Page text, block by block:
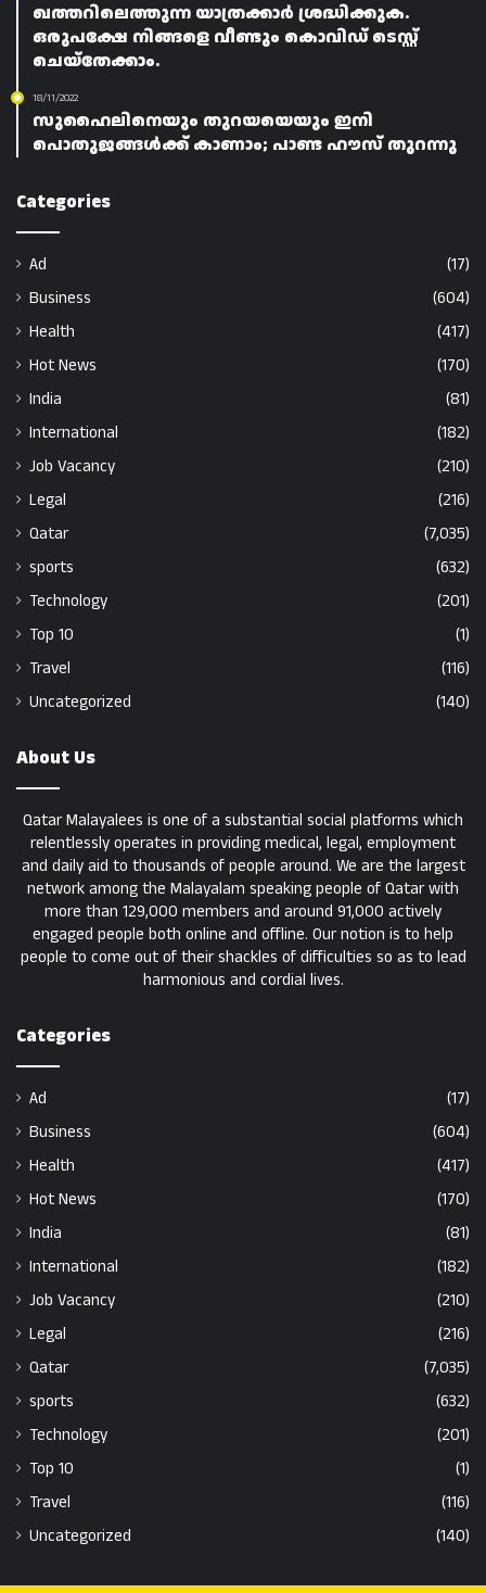
ഖത്തറിലെത്തുന്ന യാത്രക്കാർ ശ്രദ്ധിക്കുക.
ഒരുപക്ഷേ നിങ്ങളെ വീണ്ടും കൊവിഡ് ടെസ്റ്റ്
ചെയ്തേക്കാം.
18/11/2022
സുഹൈലിനെയും തുറയയെയും ഇനി
പൊതുജങ്ങൾക്ക് കാണാം; പാണ്ട ഹൗസ് തുറന്നു
Categories
Ad
(17)
Business
(604)
Health
(417)
Hot News
(170)
India
(81)
International
(182)
Job Vacancy
(210)
Legal
(216)
Qatar
(7,035)
sports
(632)
Technology
(201)
Top 10
(1)
Travel
(116)
Uncategorized
(140)
About Us
Qatar Malayalees is one of a substantial social platforms which
relentlessly operates in providing medical, legal, employment
and daily aid to thousands of people around. We are the largest
network among the Malayalam speaking people of Qatar with
more than 129,000 members and around 91,000 actively
engaged people both online and offline. Our notion is to help
people to come out of their shackles of difficulties so as to lead
harmonious and cordial lives.
Categories
Ad
(17)
Business
(604)
Health
(417)
Hot News
(170)
India
(81)
International
(182)
Job Vacancy
(210)
Legal
(216)
Qatar
(7,035)
sports
(632)
Technology
(201)
Top 10
(1)
Travel
(116)
Uncategorized
(140)